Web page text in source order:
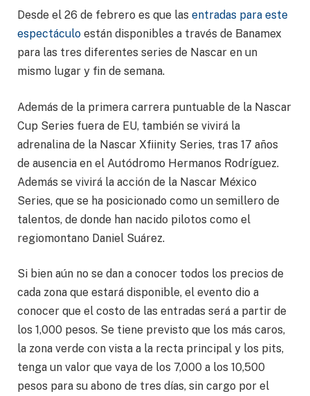
Desde el 26 de febrero es que las entradas para este
espectáculo están disponibles a través de Banamex
para las tres diferentes series de Nascar en un
mismo lugar y fin de semana.
Además de la primera carrera puntuable de la Nascar
Cup Series fuera de EU, también se vivirá la
adrenalina de la Nascar Xfiinity Series, tras 17 años
de ausencia en el Autódromo Hermanos Rodríguez.
Además se vivirá la acción de la Nascar México
Series, que se ha posicionado como un semillero de
talentos, de donde han nacido pilotos como el
regiomontano Daniel Suárez.
Si bien aún no se dan a conocer todos los precios de
cada zona que estará disponible, el evento dio a
conocer que el costo de las entradas será a partir de
los 1,000 pesos. Se tiene previsto que los más caros,
la zona verde con vista a la recta principal y los pits,
tenga un valor que vaya de los 7,000 a los 10,500
pesos para su abono de tres días, sin cargo por el